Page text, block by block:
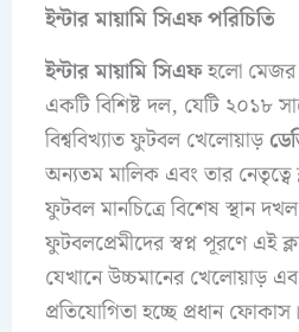
ইন্টার মায়ামি সিএফ পরিচিতি
ইন্টার মায়ামি সিএফহলো মেজর
একটি বিশিষ্ট দল, যেটি ২০১৮
বিশ্ববিখ্যাত ফুটবল খেলোয়াড়
অন্যতম মালিক এবং তার নেতৃত্বে
ফুটবল মানচিত্রে বিশেষ স্থান
ফুটবলপ্রেমীদের স্বপ্ন পূরণে এই
যেখানে উচ্চমানের খেলোয়াড়
প্রতিযোগিতা হচ্ছে প্রধান ফোকাস।